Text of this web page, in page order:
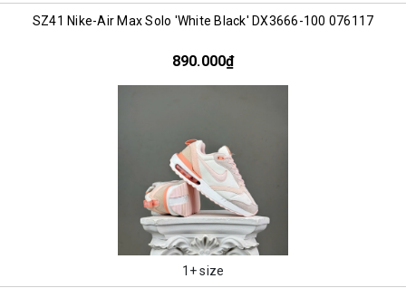
SZ41 Nike-Air Max Solo 'White Black' DX3666-100 076117
890.000₫
1+ size